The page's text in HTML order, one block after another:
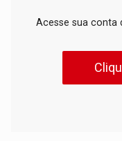
Acesse sua conta